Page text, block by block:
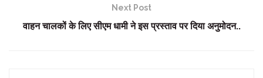
Next Post
वाहन चालकों के लिए सीएम धामी ने इस प्रस्ताव पर दिया अनुमोदन..